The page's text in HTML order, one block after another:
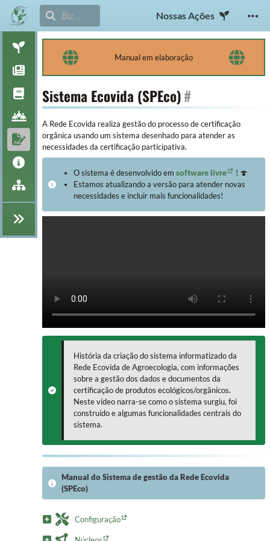
Nossas Ações
Manual em elaboração
Sistema Ecovida (SPEco)#
A Rede Ecovida realiza gestão do processo de certificação
orgânica usando um sistema desenhado para atender as
necessidades da certificação participativa.
O sistema é desenvolvido em software livre
! 🍄
Estamos atualizando a versão para atender novas
necessidades e incluir mais funcionalidades!
História da criação do sistema informatizado da
Rede Ecovida de Agroecologia, com informações
sobre a gestão dos dados e documentos da
certificação de produtos ecológicos/orgânicos.
Neste vídeo narra-se como o sistema surgiu, foi
construído e algumas funcionalidades centrais do
sistema.
Manual do Sistema de gestão da Rede Ecovida
(SPEco)
Configuração